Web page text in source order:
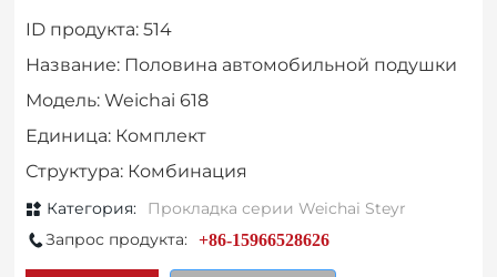
ID продукта: 514
Название: Половина автомобильной подушки
Модель: Weichai 618
Единица: Комплект
Структура: Комбинация
Категория:
Прокладка серии Weichai Steyr
Запрос продукта:
+86-15966528626